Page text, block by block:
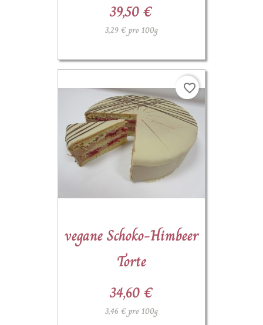
39,50 €
3,29 € pro 100g
vegane Schoko-Himbeer
Torte
34,60 €
3,46 € pro 100g
favorite_border